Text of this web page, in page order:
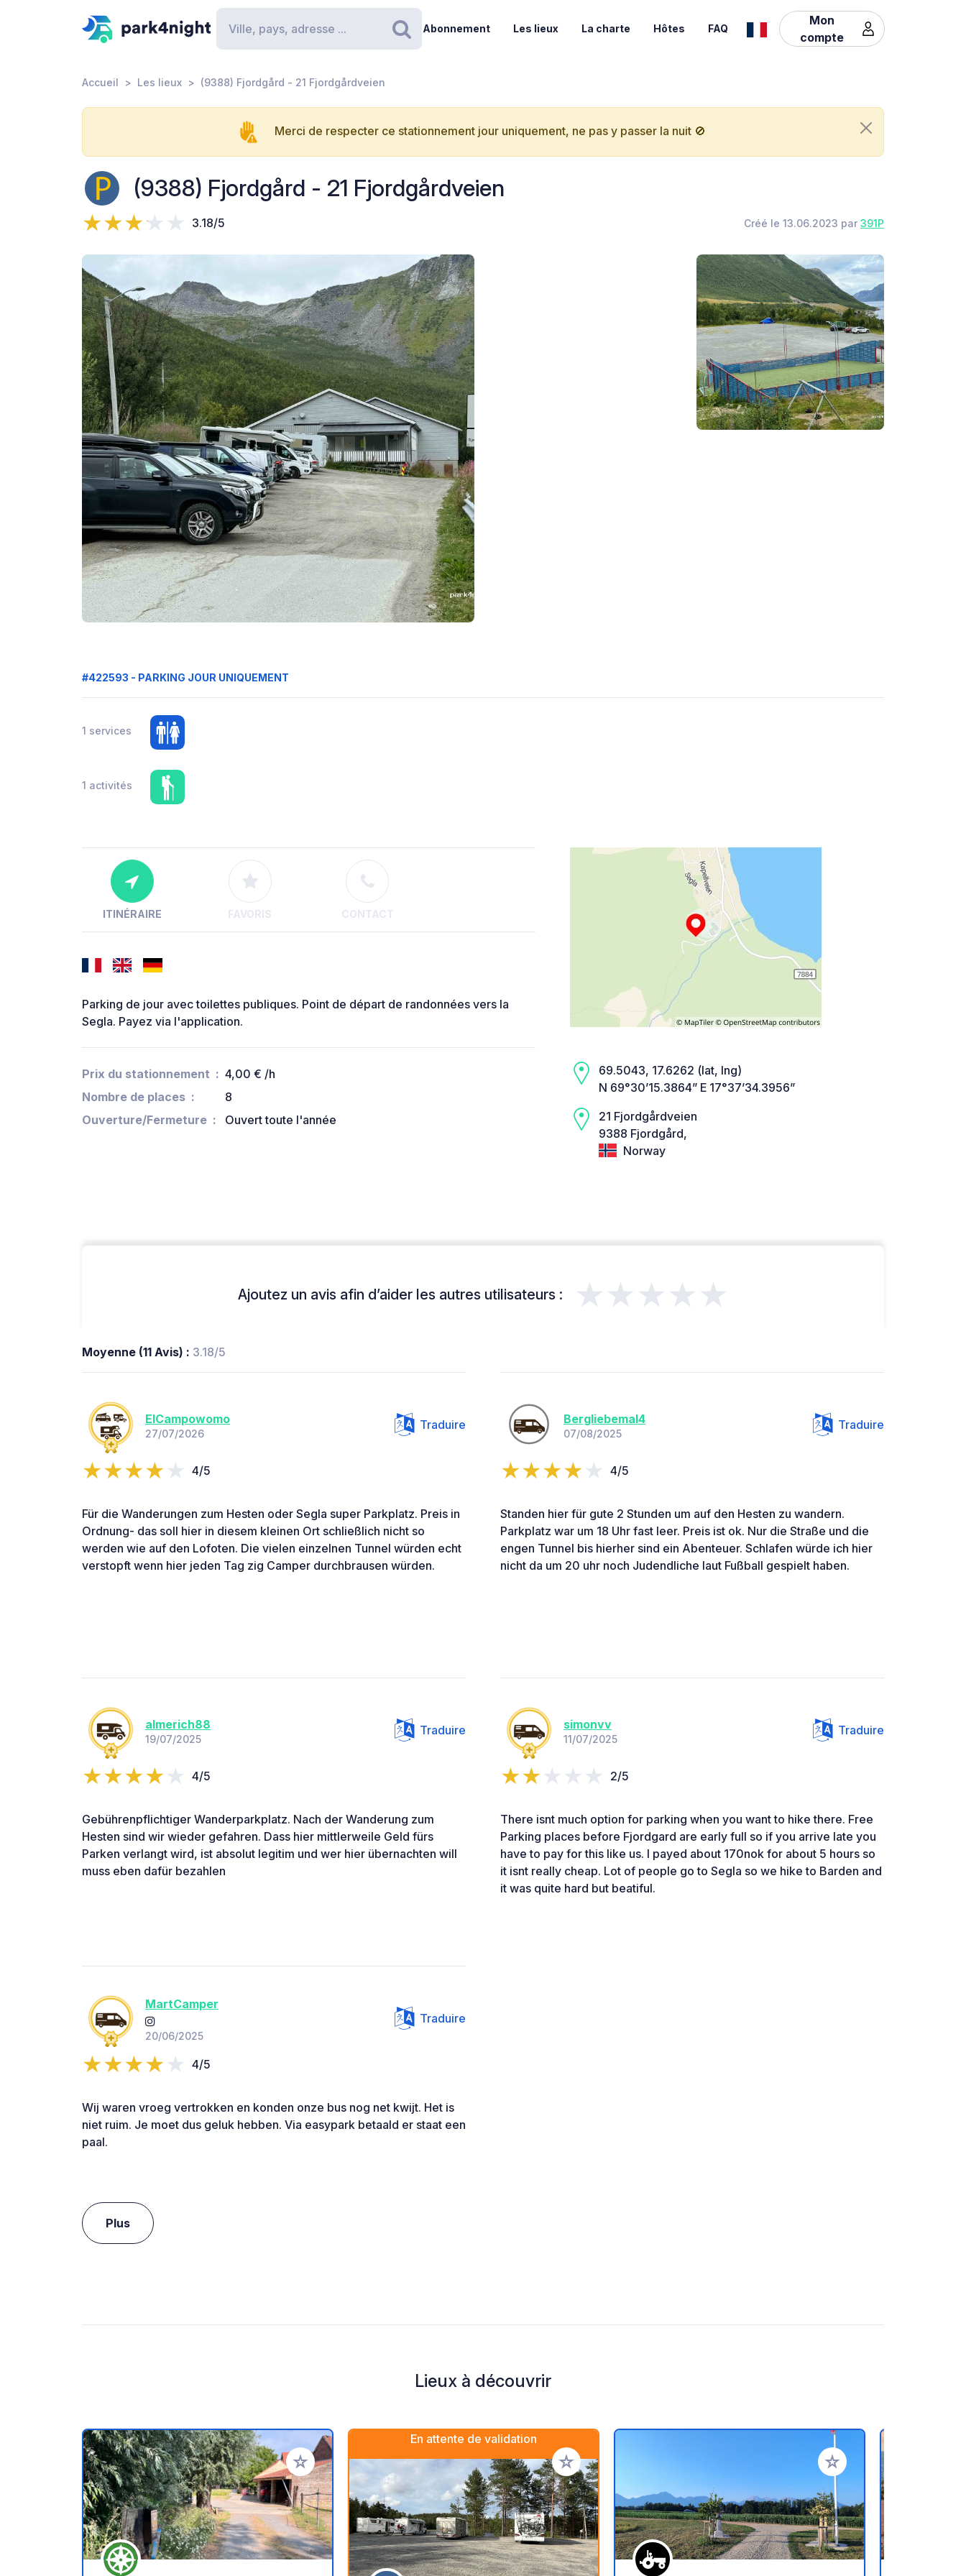
Rechercher
Abonnement Les lieux La charte Hôtes FAQ
Mon
compte
Accueil Les lieux (9388) Fjordgård - 21 Fjordgårdveien
Merci de respecter ce stationnement jour uniquement, ne pas y passer la nuit 🚫
(9388) Fjordgård - 21 Fjordgårdveien
3.18/5 Créé le 13.06.2023 par 391P
#422593 - PARKING JOUR UNIQUEMENT
1 services
1 activités
ITINÉRAIRE FAVORIS CONTACT
Parking de jour avec toilettes publiques. Point de départ de randonnées vers la
Segla. Payez via l'application.
Prix du stationnement
4,00 € /h
Nombre de places
8
Ouverture/Fermeture
Ouvert toute l'année
69.5043, 17.6262 (lat, lng)
N 69°30’15.3864” E 17°37’34.3956”
21 Fjordgårdveien
9388 Fjordgård,
Norway
Ajoutez un avis afin d’aider les autres utilisateurs : ★★★★★
Moyenne (11 Avis) : 3.18/5
ElCampowomo
27/07/2026
Traduire
4/5
Für die Wanderungen zum Hesten oder Segla super Parkplatz. Preis in
Ordnung- das soll hier in diesem kleinen Ort schließlich nicht so
werden wie auf den Lofoten. Die vielen einzelnen Tunnel würden echt
verstopft wenn hier jeden Tag zig Camper durchbrausen würden.
Bergliebemal4
07/08/2025
Traduire
4/5
Standen hier für gute 2 Stunden um auf den Hesten zu wandern.
Parkplatz war um 18 Uhr fast leer. Preis ist ok. Nur die Straße und die
engen Tunnel bis hierher sind ein Abenteuer. Schlafen würde ich hier
nicht da um 20 uhr noch Judendliche laut Fußball gespielt haben.
almerich88
19/07/2025
Traduire
4/5
Gebührenpflichtiger Wanderparkplatz. Nach der Wanderung zum
Hesten sind wir wieder gefahren. Dass hier mittlerweile Geld fürs
Parken verlangt wird, ist absolut legitim und wer hier übernachten will
muss eben dafür bezahlen
simonvv
11/07/2025
Traduire
2/5
There isnt much option for parking when you want to hike there. Free
Parking places before Fjordgard are early full so if you arrive late you
have to pay for this like us. I payed about 170nok for about 5 hours so
it isnt really cheap. Lot of people go to Segla so we hike to Barden and
it was quite hard but beatiful.
MartCamper
20/06/2025
Traduire
4/5
Wij waren vroeg vertrokken en konden onze bus nog net kwijt. Het is
niet ruim. Je moet dus geluk hebben. Via easypark betaald er staat een
paal.
Plus
Lieux à découvrir
Ajouter à vos favoris
En attente de validation
Ajouter à vos favoris Ajouter à vos favoris